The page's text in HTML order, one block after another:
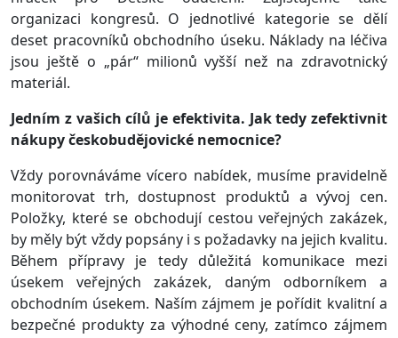
organizaci kongresů. O jednotlivé kategorie se dělí
deset pracovníků obchodního úseku. Náklady na léčiva
jsou ještě o „pár“ milionů vyšší než na zdravotnický
materiál.
Jedním z vašich cílů je efektivita. Jak tedy zefektivnit
nákupy českobudějovické nemocnice?
Vždy porovnáváme vícero nabídek, musíme pravidelně
monitorovat trh, dostupnost produktů a vývoj cen.
Položky, které se obchodují cestou veřejných zakázek,
by měly být vždy popsány i s požadavky na jejich kvalitu.
Během přípravy je tedy důležitá komunikace mezi
úsekem veřejných zakázek, daným odborníkem a
obchodním úsekem. Naším zájmem je pořídit kvalitní a
bezpečné produkty za výhodné ceny, zatímco zájmem